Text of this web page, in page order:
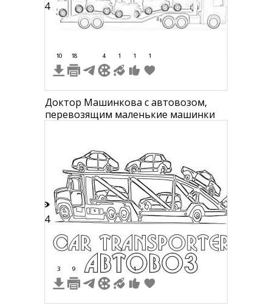
44
10 18 4 1 1 1
Доктор Машинкова с автовозом,
перевозящим маленькие машинки
14
3 9 1